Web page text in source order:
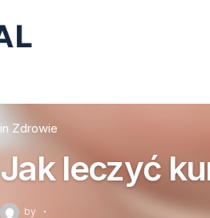
in Zdrowie
Jak leczyć
by ·